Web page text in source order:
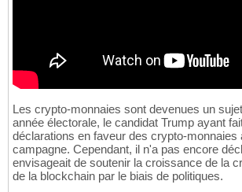
Les crypto-monnaies sont devenues un
année électorale, le candidat Trump ayant
déclarations en faveur des crypto-monnaies
campagne. Cependant, il n'a pas encore
envisageait de soutenir la croissance de la
de la blockchain par le biais de politiques.